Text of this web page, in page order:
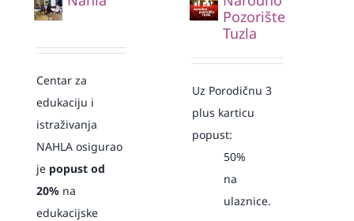
Centar za
edukaciju i
istraživanja
NAHLA osigurao
je popust od
20% na
edukacijske
Pozorište
Tuzla
Uz Porodičnu 3
plus karticu
popust:
50%
na
ulaznice.